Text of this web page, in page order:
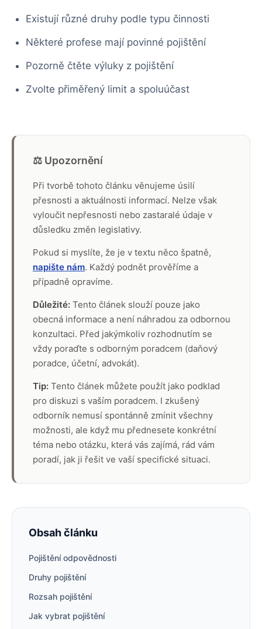
Existují různé druhy podle typu činnosti
Některé profese mají povinné pojištění
Pozorně čtěte výluky z pojištění
Zvolte přiměřený limit a spoluúčast
⚖️ Upozornění
Při tvorbě tohoto článku věnujeme úsilí
přesnosti a aktuálnosti informací. Nelze však
vyloučit nepřesnosti nebo zastaralé údaje v
důsledku změn legislativy.
Pokud si myslíte, že je v textu něco špatně,
napište nám. Každý podnět prověříme a
případně opravíme.
Důležité: Tento článek slouží pouze jako
obecná informace a není náhradou za odbornou
konzultaci. Před jakýmkoliv rozhodnutím se
vždy poraďte s odborným poradcem (daňový
poradce, účetní, advokát).
Tip: Tento článek můžete použít jako podklad
pro diskuzi s vaším poradcem. I zkušený
odborník nemusí spontánně zmínit všechny
možnosti, ale když mu přednesete konkrétní
téma nebo otázku, která vás zajímá, rád vám
poradí, jak ji řešit ve vaší specifické situaci.
Obsah článku
Pojištění odpovědnosti
Druhy pojištění
Rozsah pojištění
Jak vybrat pojištění